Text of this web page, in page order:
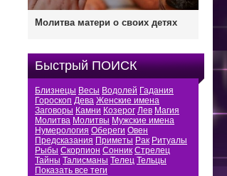
Молитва матери о своих детях
Быстрый ПОИСК
Близнецы Весы Водолей Гадания
Гороскоп Дева Женские имена
Заговоры Камни Козерог Лев Магия
Молитва Молитвы Мужские имена
Нумерология Обереги Овен
Предсказания Приметы Рак Ритуалы
Рыбы Скорпион Сонник Стрелец
Тайны Талисманы Телец Тельцы
Показать все теги